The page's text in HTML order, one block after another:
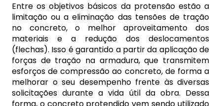
Entre os objetivos básicos da protensão estão a
limitação ou a eliminação das tensões de tração
no concreto, o melhor aproveitamento dos
materiais e a redução dos deslocamentos
(flechas). Isso é garantido a partir da aplicação de
forças de tração na armadura, que transmitem
esforços de compressão ao concreto, de forma a
melhorar o seu desempenho frente às diversas
solicitações durante a vida útil da obra. Dessa